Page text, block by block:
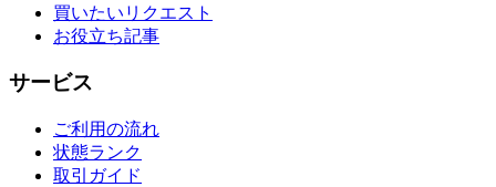
買いたいリクエスト
お役立ち記事
サービス
ご利用の流れ
状態ランク
取引ガイド